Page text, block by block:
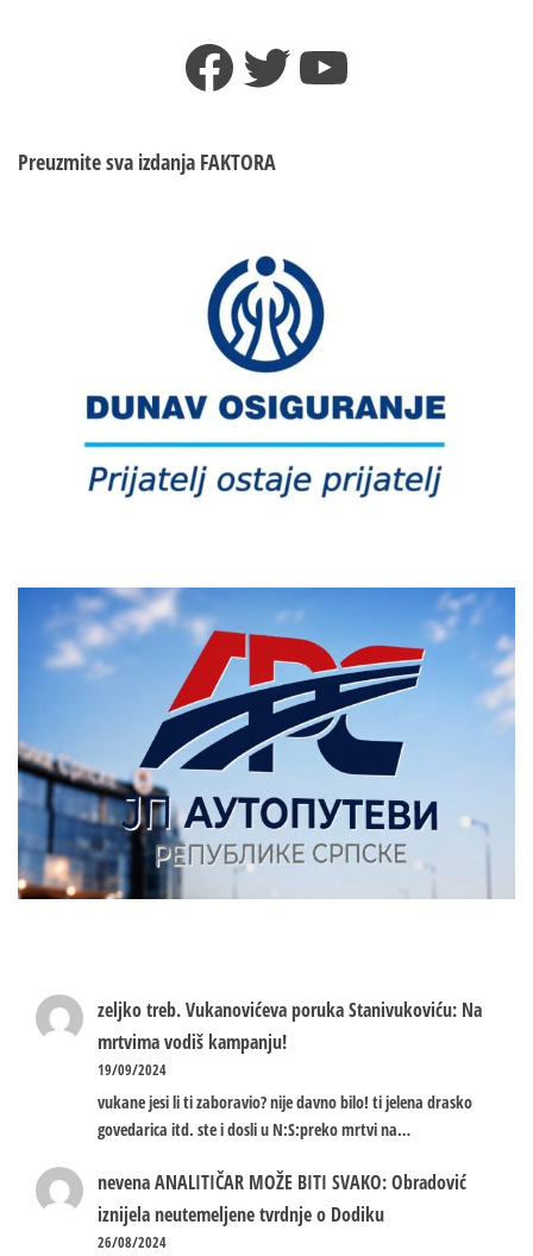
Facebook
TwitterYouTube
Preuzmite sva izdanja FAKTORA
zeljko treb.Vukanovićeva poruka Stanivukoviću: Na
mrtvima vodiš kampanju!
19/09/2024
vukane jesi li ti zaboravio? nije davno bilo! ti jelena drasko
govedarica itd. ste i dosli u N:S:preko mrtvi na…
nevenaANALITIČAR MOŽE BITI SVAKO: Obradović
iznijela neutemeljene tvrdnje o Dodiku
26/08/2024